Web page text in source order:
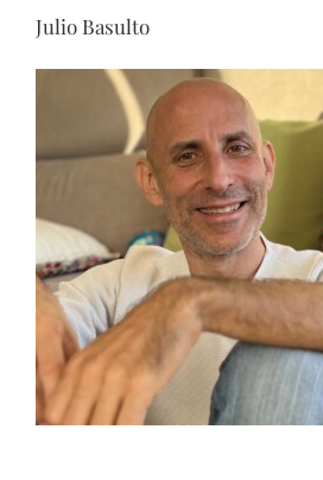
Julio Basulto